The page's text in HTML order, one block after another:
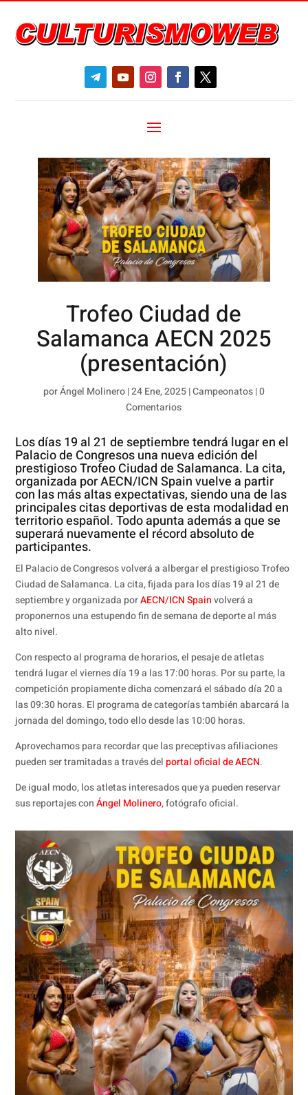
Trofeo Ciudad de
Salamanca AECN 2025
(presentación)
porÁngel Molinero|24 Ene, 2025|Campeonatos|0
Comentarios
Los días 19 al 21 de septiembre tendrá lugar en el
Palacio de Congresos una nueva edición del
prestigioso Trofeo Ciudad de Salamanca. La cita,
organizada por AECN/ICN Spain vuelve a partir
con las más altas expectativas, siendo una de las
principales citas deportivas de esta modalidad en
territorio español. Todo apunta además a que se
superará nuevamente el récord absoluto de
participantes.
El Palacio de Congresos volverá a albergar el prestigioso Trofeo
Ciudad de Salamanca. La cita, fijada para los días 19 al 21 de
septiembre y organizada porAECN/ICN Spainvolverá a
proponernos una estupendo fin de semana de deporte al más
alto nivel.
Con respecto al programa de horarios, el pesaje de atletas
tendrá lugar el viernes día 19 a las 17:00 horas. Por su parte, la
competición propiamente dicha comenzará el sábado día 20 a
las 09:30 horas. El programa de categorías también abarcará la
jornada del domingo, todo ello desde las 10:00 horas.
Aprovechamos para recordar que las preceptivas afiliaciones
pueden ser tramitadas a través delportal oficial de AECN.
De igual modo, los atletas interesados que ya pueden reservar
sus reportajes conÁngel Molinero, fotógrafo oficial.